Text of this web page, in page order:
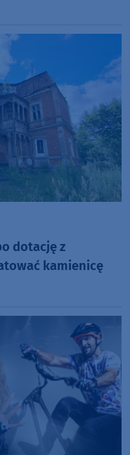
dotację z
kamienicę